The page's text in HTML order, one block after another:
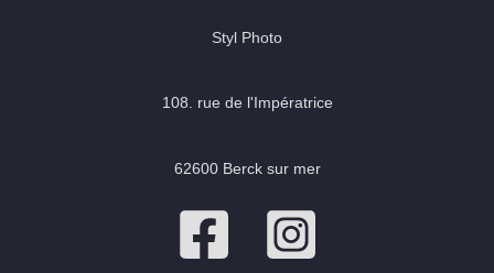
Styl Photo
108. rue de l'Impératrice
62600 Berck sur mer